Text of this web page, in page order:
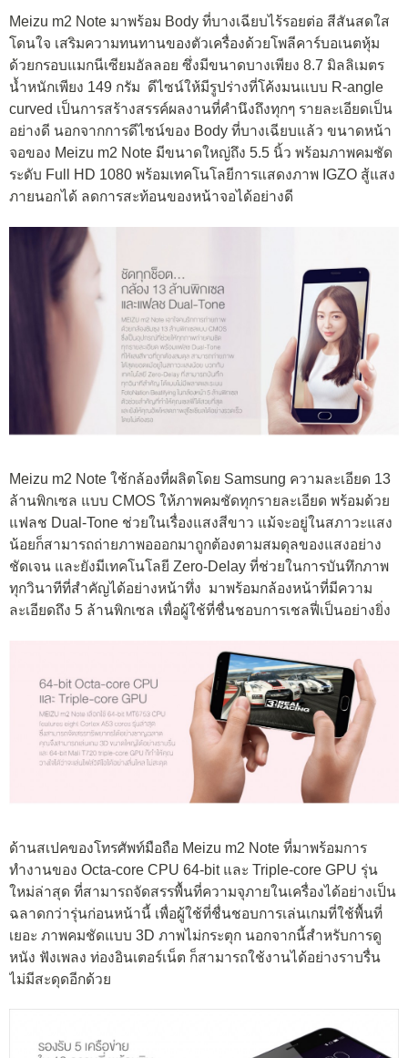
Meizu m2 Note มาพร้อม Body ที่บางเฉียบไร้รอยต่อ สีสันสดใส
โดนใจ เสริมความทนทานของตัวเครื่องด้วยโพลีคาร์บอเนตหุ้ม
ด้วยกรอบแมกนีเซียมอัลลอย ซึ่งมีขนาดบางเพียง 8.7 มิลลิเมตร
น้ำหนักเพียง 149 กรัม ดีไซน์ให้มีรูปร่างที่โค้งมนแบบ R-angle
curved เป็นการสร้างสรรค์ผลงานที่คำนึงถึงทุกๆ รายละเอียดเป็น
อย่างดี นอกจากการดีไซน์ของ Body ที่บางเฉียบแล้ว ขนาดหน้า
จอของ Meizu m2 Note มีขนาดใหญ่ถึง 5.5 นิ้ว พร้อมภาพคมชัด
ระดับ Full HD 1080 พร้อมเทคโนโลยีการแสดงภาพ IGZO สู้แสง
ภายนอกได้ ลดการสะท้อนของหน้าจอได้อย่างดี
Meizu m2 Note ใช้กล้องที่ผลิตโดย Samsung ความละเอียด 13
ล้านพิกเซล แบบ CMOS ให้ภาพคมชัดทุกรายละเอียด พร้อมด้วย
แฟลช Dual-Tone ช่วยในเรื่องแสงสีขาว แม้จะอยู่ในสภาวะแสง
น้อยก็สามารถถ่ายภาพอออกมาถูกต้องตามสมดุลของแสงอย่าง
ชัดเจน และยังมีเทคโนโลยี Zero-Delay ที่ช่วยในการบันทึกภาพ
ทุกวินาทีที่สำคัญได้อย่างหน้าทึ่ง มาพร้อมกล้องหน้าที่มีความ
ละเอียดถึง 5 ล้านพิกเซล เพื่อผู้ใช้ที่ชื่นชอบการเชลฟี่เป็นอย่างยิ่ง
ด้านสเปคของโทรศัพท์มือถือ Meizu m2 Note ที่มาพร้อมการ
ทำงานของ Octa-core CPU 64-bit และ Triple-core GPU รุ่น
ใหม่ล่าสุด ที่สามารถจัดสรรพื้นที่ความจุภายในเครื่องได้อย่างเป็น
ฉลาดกว่ารุ่นก่อนหน้านี้ เพื่อผู้ใช้ที่ชื่นชอบการเล่นเกมที่ใช้พื้นที่
เยอะ ภาพคมชัดแบบ 3D ภาพไม่กระตุก นอกจากนี้สำหรับการดู
หนัง ฟังเพลง ท่องอินเตอร์เน็ต ก็สามารถใช้งานได้อย่างราบรื่น
ไม่มีสะดุดอีกด้วย